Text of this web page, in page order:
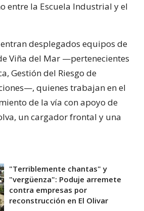
entre la Escuela Industrial y el
desplegados equipos de
Viña del Mar —pertenecientes
Gestión del Riesgo de
quienes trabajan en el
de la vía con apoyo de
un cargador frontal y una
"Terriblemente chantas" y
"vergüenza": Poduje arremete
contra empresas por
reconstrucción en El Olivar